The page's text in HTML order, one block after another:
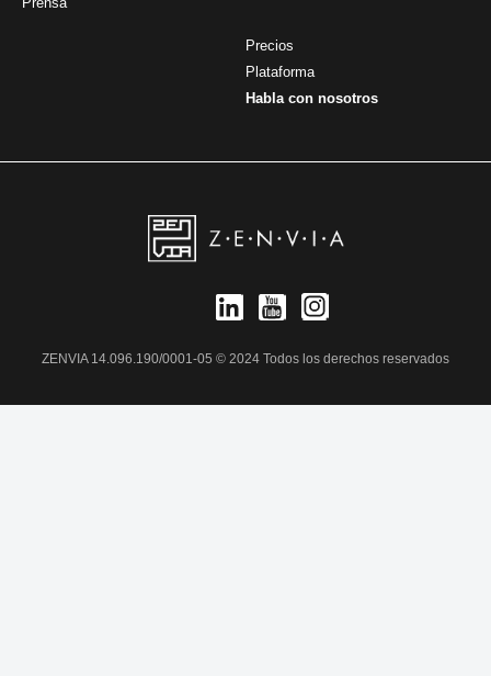
Precios
Plataforma
Habla con nosotros
ZENVIA 14.096.190/0001-05 © 2024 Todos los derechos reservados